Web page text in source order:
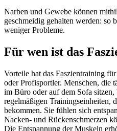
Narben und Gewebe können
geschmeidig gehalten werden: so
weniger Probleme.
Für wen ist das
Vorteile hat das Faszientraining
oder Profisportler. Menschen, die
im Büro oder auf dem Sofa
regelmäßigen Trainingseinheiten,
bekommen. Sie fühlen sich
Nacken- und Rückenschmerzen
Die Entspannung der Muskeln